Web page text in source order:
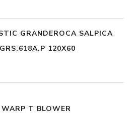
GRANDEROCA SALPICA
120X60
T BLOWER